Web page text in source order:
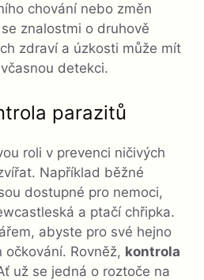
chování nebo změn
znalostmi o druhově
zdraví a úzkosti může mít
detekci.
parazitů
roli v prevenci ničivých
Například běžné
dostupné pro nemoci,
a ptačí chřipka.
abyste pro své hejno
Rovněž, kontrola
už se jedná o roztoče na